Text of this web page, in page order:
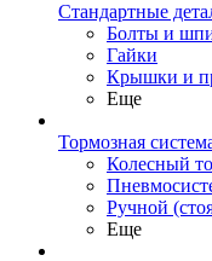
Стандартные
Болты и
Гайки
Крышки и
Еще
Тормозная
Колесный
Ручной
Еще